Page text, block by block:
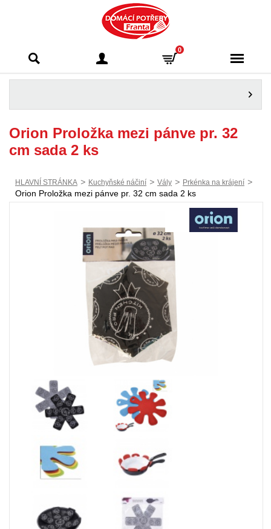
Franta - Příbram
0
Orion Proložka mezi pánve pr. 32
cm sada 2 ks
HLAVNÍ STRÁNKA > Kuchyňské náčiní > Vály > Prkénka na krájení >
Orion Proložka mezi pánve pr. 32 cm sada 2 ks